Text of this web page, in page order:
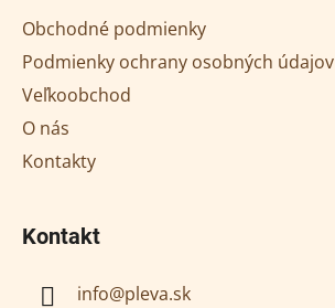
Obchodné podmienky
Podmienky ochrany osobných údajov
Veľkoobchod
O nás
Kontakty
Kontakt
info@pleva.sk